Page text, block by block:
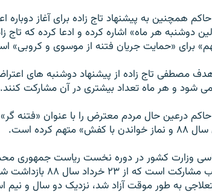
همچنين به پيشنهاد تاج زاده برای آغاز
دوشنبه هر ماه» اشاره کرده و ادعا کرده که تاج
برای «حمايت جريان فتنه از موسوی و کروبی»
مصطفی تاج زاده از پيشنهاد دوشنبه های
شود و هر ماه تعداد بيشتری در آن مشارکت
درعين حال مردم معترض را با عنوان «فتنه گر»
کرده است.
وزارت کشور در دوره نخست رياست جمهوری
اعضای ارشد حزب اصلاح طلب
به طور موقت آزاد شد، نزديک دو سال و نيم